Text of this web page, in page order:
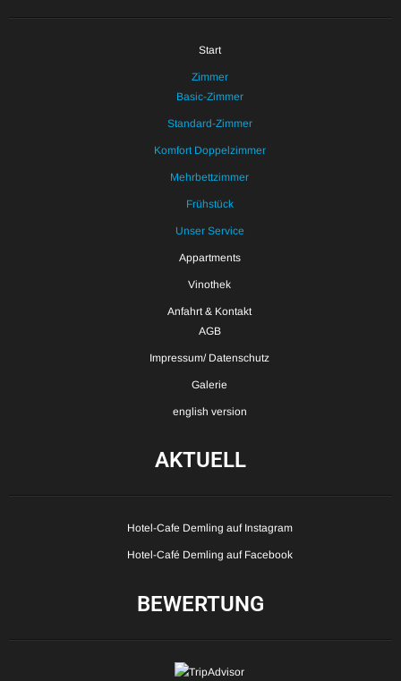
Start
Zimmer
Basic-Zimmer
Standard-Zimmer
Komfort Doppelzimmer
Mehrbettzimmer
Frühstück
Unser Service
Appartments
Vinothek
Anfahrt & Kontakt
AGB
Impressum/ Datenschutz
Galerie
english version
AKTUELL
Hotel-Cafe Demling auf Instagram
Hotel-Café Demling auf Facebook
BEWERTUNG